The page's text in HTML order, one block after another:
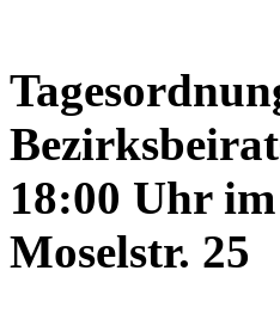
18:00 Uhr
Moselstr. 25